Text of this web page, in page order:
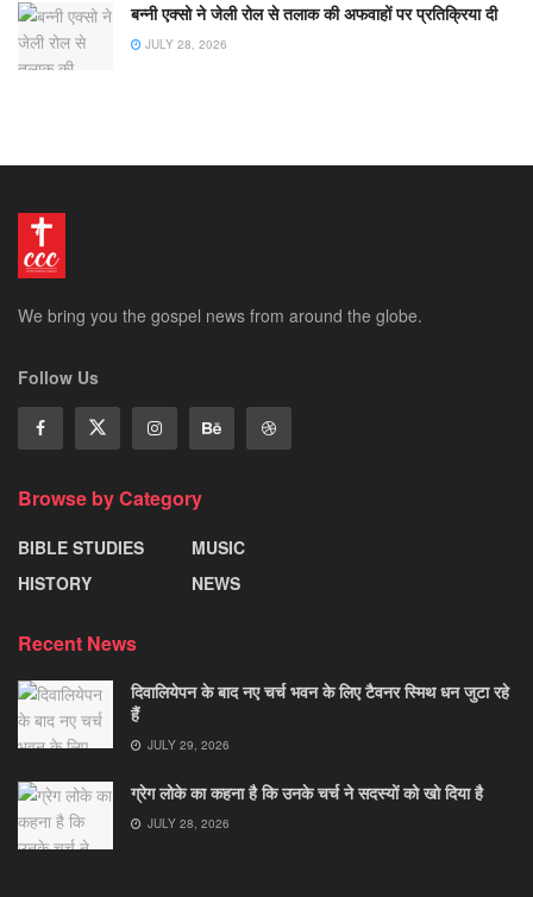
बन्नी एक्सो ने जेली रोल से तलाक की अफवाहों पर प्रतिक्रिया दी
JULY 28, 2026
We bring you the gospel news from around the globe.
Follow Us
Browse by Category
BIBLE STUDIES
HISTORY
MUSIC
NEWS
Recent News
दिवालियेपन के बाद नए चर्च भवन के लिए टैवनर स्मिथ धन जुटा रहे
हैं
JULY 29, 2026
ग्रेग लोके का कहना है कि उनके चर्च ने सदस्यों को खो दिया है
JULY 28, 2026